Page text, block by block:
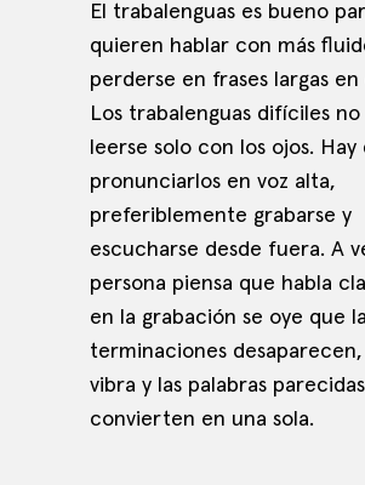
El trabalenguas es bueno
quieren hablar con más
perderse en frases largas en
Los trabalenguas difíciles
leerse solo con los ojos. Hay
pronunciarlos en voz alta,
preferiblemente grabarse y
escucharse desde fuera. A
persona piensa que habla
en la grabación se oye que
terminaciones desaparecen,
vibra y las palabras
convierten en una sola.